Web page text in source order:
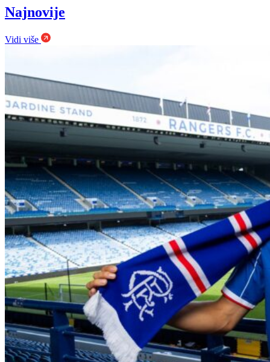
Najnovije
Vidi više